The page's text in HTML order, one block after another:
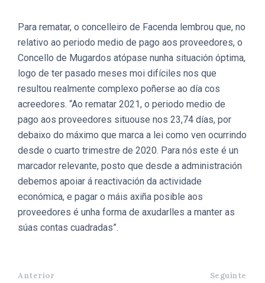
Para rematar, o concelleiro de Facenda lembrou que, no
relativo ao periodo medio de pago aos proveedores, o
Concello de Mugardos atópase nunha situación óptima,
logo de ter pasado meses moi difíciles nos que
resultou realmente complexo poñerse ao día cos
acreedores. “Ao rematar 2021, o periodo medio de
pago aos proveedores situouse nos 23,74 días, por
debaixo do máximo que marca a lei como ven ocurrindo
desde o cuarto trimestre de 2020. Para nós este é un
marcador relevante, posto que desde a administración
debemos apoiar á reactivación da actividade
económica, e pagar o máis axiña posible aos
proveedores é unha forma de axudarlles a manter as
súas contas cuadradas”.
Anterior Seguinte